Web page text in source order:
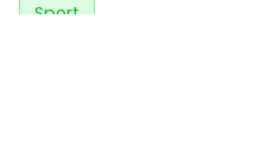
Sport